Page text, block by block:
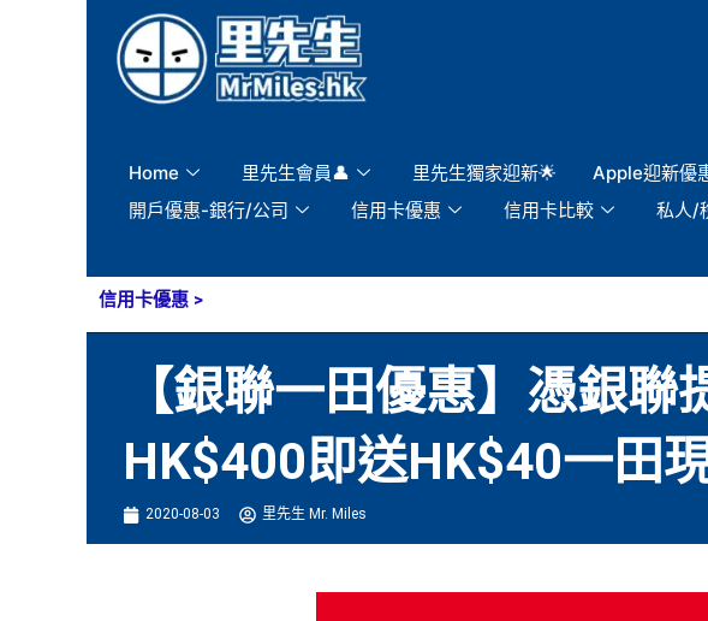
Home 里先生會員👤 里先生獨家迎新🌟 Apple迎新優
開戶優惠-銀行/公司
信用卡優惠 信用卡比較 私人/
信用卡優惠 >
【銀聯一田優惠】憑銀
HK$400即送HK$40一田
2020-08-03 里先生 Mr. Miles